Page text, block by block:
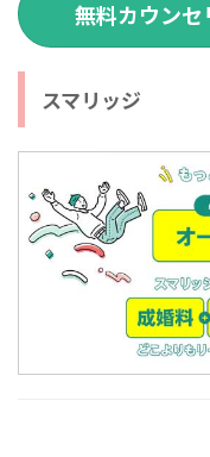
無料カウン
スマリッジ